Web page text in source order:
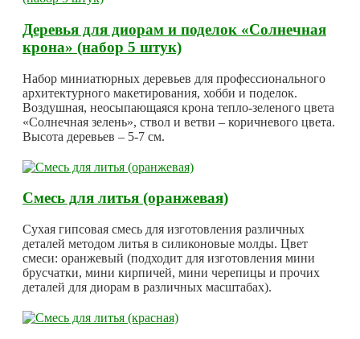
Деревья для диорам и поделок «Солнечная
крона» (набор 5 штук)
Набор миниатюрных деревьев для профессионального
архитектурного макетирования, хобби и поделок.
Воздушная, неосыпающаяся крона тепло-зеленого цвета
«Солнечная зелень», ствол и ветви – коричневого цвета.
Высота деревьев – 5-7 см.
Смесь для литья (оранжевая)
Сухая гипсовая смесь для изготовления различных
деталей методом литья в силиконовые молды. Цвет
смеси: оранжевый (подходит для изготовления мини
брусчатки, мини кирпичей, мини черепицы и прочих
деталей для диорам в различных масштабах).